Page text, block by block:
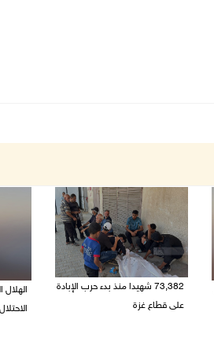
73,382 شهيدا منذ بدء حرب الإبادة
على قطاع غزة